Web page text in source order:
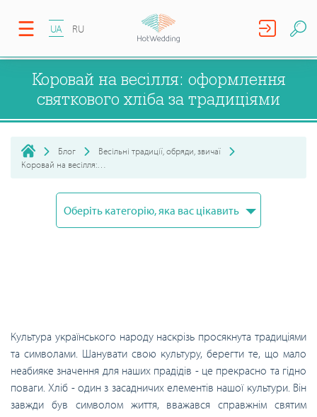
UA RU
Коровай на весілля: оформлення
святкового хліба за традиціями
Блог
Весільні традиції, обряди, звичаї
Культура українського народу наскрізь просякнута традиціями
та символами. Шанувати свою культуру, берегти те, що мало
неабияке значення для наших прадідів - це прекрасно та гідно
поваги. Хліб - один з засадничих елементів нашої культури. Він
завжди був символом життя, вважався справжнім святим
Оберіть категорію, яка вас цікавить